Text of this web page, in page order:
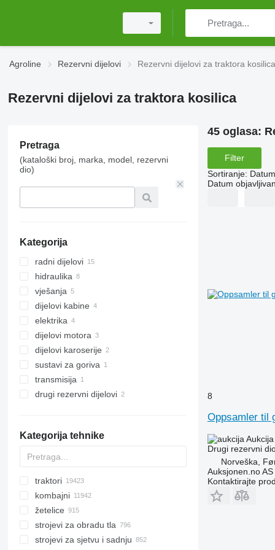
Agroline Rezervni dijelovi Rezervni dijelovi za traktora kosilica
Rezervni dijelovi za traktora kosilica
Pretraga
(kataloški broj, marka, model, rezervni
dio)
Kategorija
radni dijelovi
vratila
lančanici
noževi
drugi radni dijelovi
hidraulika
hidraulični cilindri
hidraulički motori
hidraulične pumpe
hidraulični razvodnici
drugi rezervni dijelovi za hidrauliku
vješanja
upravljački kotači
osovine
glavčine
vješanja - drugi rezervni dijelovi
dijelovi kabine
haube
kabine
oblaganja
elektrika
upravljačke jedinice
zatezači remena
instrument table
stakla zadnjih farova
dijelovi motora
motori
lančanici bregaste osovine
dijelovi karoserije
vučne kuke
drugi rezervni dijelovi karoserije
sustavi za goriva
rezervoari za gorivo
transmisija
drugi rezervni dijelovi transmisije
drugi rezervni dijelovi
Kategorija tehnike
traktori
mini traktori
traktori gusjeničari
traktori na kotačima
kombajni
kombajni za pamuk
kombajni za repu
kombajni za žito
žetelice
adapteri za žito
roto-žetelice
strojevi za obradu tla
drljače
strojevi za sjetvu i sadnju
45 oglasa:
Filter
Sortiranje:
Datum
8
Oppsamler til
Aukcija
Drugi rezervni
Norveška,
Auksjonen.no AS
Kontaktirajte